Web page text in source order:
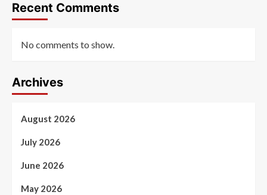
Recent Comments
No comments to show.
Archives
August 2026
July 2026
June 2026
May 2026